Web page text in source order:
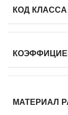
КОД КЛАССА
МАТЕРИАЛ